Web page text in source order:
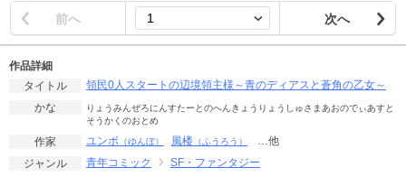
前へ 次へ
作品詳細
タイトル
領民0人スタートの辺境領主様～青のディアスと蒼角の乙女～
かな
りょうみんぜろにんすたーとのへんきょうりょうしゅさまあおのでぃあすと
そうかくのおとめ
作家 ユンボ （ゆんぼ） 風楼 （ふうろう）
…他
ジャンル
青年コミック
SF・ファンタジー